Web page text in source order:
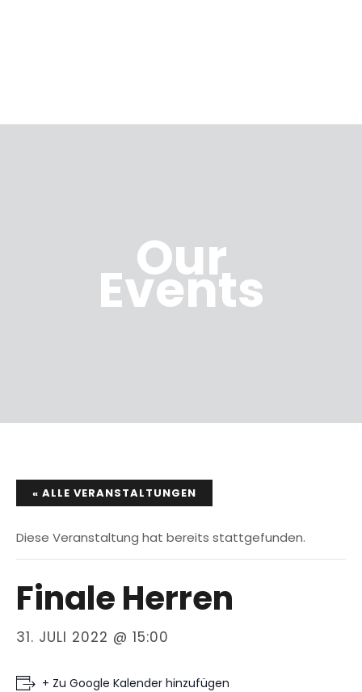
Our
Events
« ALLE VERANSTALTUNGEN
Diese Veranstaltung hat bereits stattgefunden.
Finale Herren
31. JULI 2022 @ 15:00
+ Zu Google Kalender hinzufügen